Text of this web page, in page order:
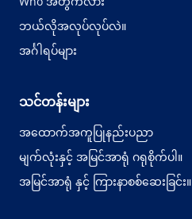
ဘယ်လိုအလုပ်လုပ်လဲ။
အင်္ဂါရပ်များ
သင်တန်းများ
အထောက်အကူပြုနည်းပညာ
မျက်လုံးနှင့် အမြင်အာရုံ ဂရုစိုက်ပါ။
အမြင်အာရုံ နှင့် ကြားနာစစ်ဆေးခြင်း။